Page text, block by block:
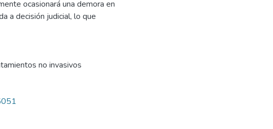
ocasionará una demora en
a decisión judicial, lo que
no invasivos